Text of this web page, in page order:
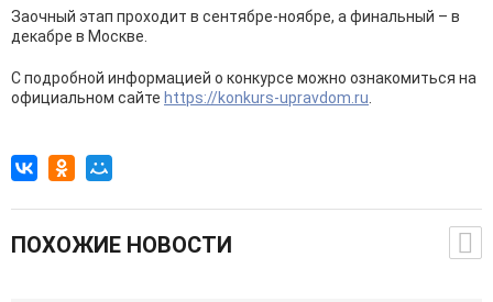
Заочный этап проходит в сентябре-ноябре, а финальный – в
декабре в Москве.
С подробной информацией о конкурсе можно ознакомиться на
официальном сайте https://konkurs-upravdom.ru
ПОХОЖИЕ НОВОСТИ